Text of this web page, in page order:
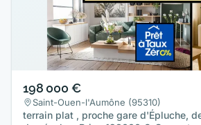
198 000 €
Saint-Ouen-l'Aumône (95310)
terrain plat , proche gare d'Épluche,